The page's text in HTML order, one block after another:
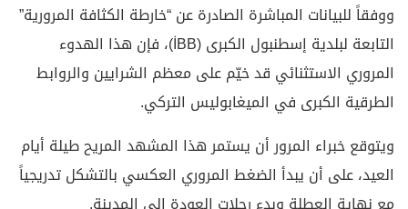
ووفقاً للبيانات المباشرة الصادرة عن “خارطة الكثافة المرورية”
التابعة لبلدية إسطنبول الكبرى (İBB)، فإن هذا الهدوء
المروري الاستثنائي قد خيّم على معظم الشرايين والروابط
الطرقية الكبرى في الميغابوليس التركي.
ويتوقع خبراء المرور أن يستمر هذا المشهد المريح طيلة أيام
العيد، على أن يبدأ الضغط المروري العكسي بالتشكل تدريجياً